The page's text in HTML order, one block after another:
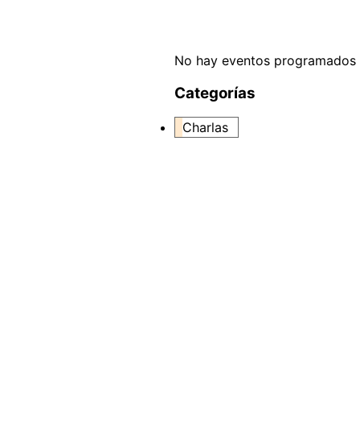
No hay eventos programados
Categorías
Charlas